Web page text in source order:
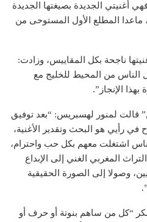
أغنيتي الجديدة بصيغتها الجديدة
ماعدا المطلع الأول المستوحى من
ناجحة بكل المقاييس، وزادت:
الناس من المحيط للخليج مع
بهذا الإنجاز”.
قالت لمنور لهسبريس: “بعد توفيق
في رأيي هو البحث وتقدير الأغنية،
اشتغلت معهم بكل حب واحترام،
المغربي الغني إلى الإبداع
وصولا إلى الصورة الحقيقية
“كل من ساهم بنوتة أو حرف أو